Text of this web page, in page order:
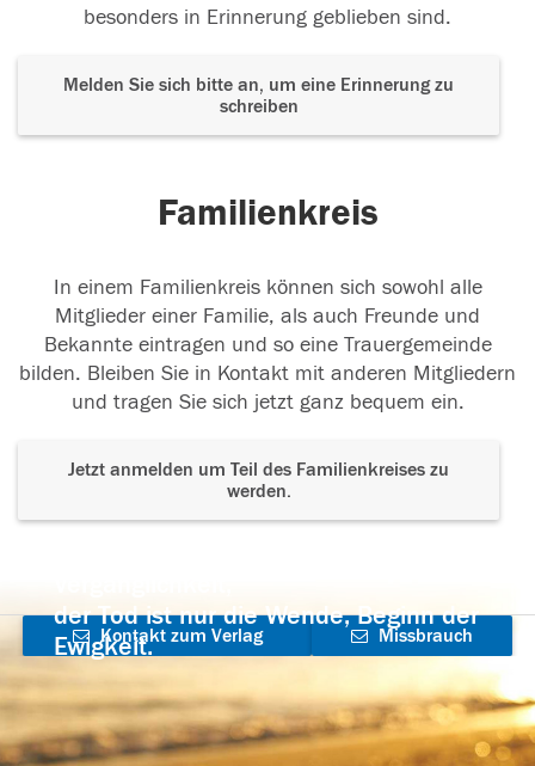
besonders in Erinnerung geblieben sind.
Melden Sie sich bitte an, um eine Erinnerung zu
schreiben
Familienkreis
In einem Familienkreis können sich sowohl alle
Mitglieder einer Familie, als auch Freunde und
Bekannte eintragen und so eine Trauergemeinde
bilden. Bleiben Sie in Kontakt mit anderen Mitgliedern
und tragen Sie sich jetzt ganz bequem ein.
Jetzt anmelden um Teil des Familienkreises zu
werden.
der Tod ist nur die Wende, Beginn der
Ewigkeit.
Kontakt zum Verlag
aufnehmen
Missbrauch